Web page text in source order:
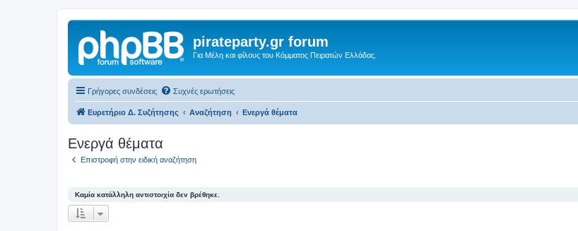
pirateparty.gr forum
Για Μέλη και φίλους του Κόμματος Πειρατών Ελλάδας.
Γρήγορες συνδέσεις Συχνές ερωτήσεις
Ευρετήριο Δ. Συζήτησης Αναζήτηση Ενεργά θέματα
Ενεργά θέματα
Επιστροφή στην ειδική αναζήτηση
Καμία κατάλληλη αντιστοιχία δεν βρέθηκε.